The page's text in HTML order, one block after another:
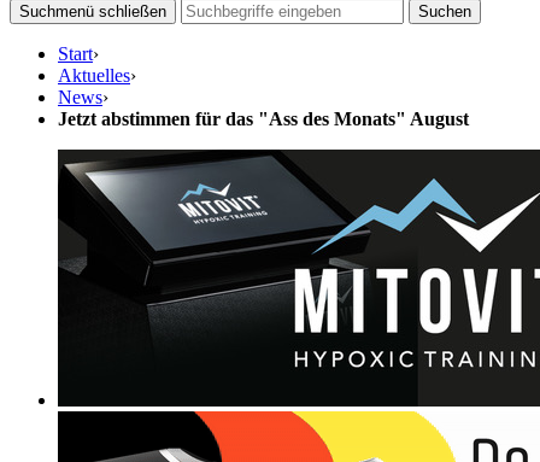
Suchmenü schließen
Suchen
Start›
Aktuelles›
News›
Jetzt abstimmen für das "Ass des Monats" August